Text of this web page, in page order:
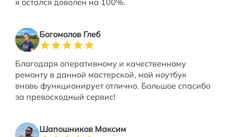
я остался доволен на 100%.
Богомолов Глеб
Благодаря оперативному и качественному
ремонту в данной мастерской, мой ноутбук
вновь функционирует отлично. Большое спасибо
за превосходный сервис!
Шапошников Максим